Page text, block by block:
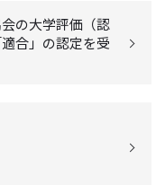
の大学評価（認
合」の認定を受